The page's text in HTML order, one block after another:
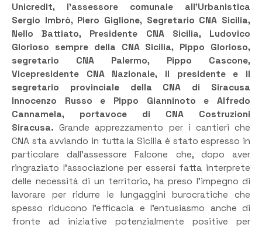
Unicredit, l’assessore comunale all’Urbanistica
Sergio Imbrò, Piero Giglione, Segretario CNA Sicilia,
Nello Battiato, Presidente CNA Sicilia, Ludovico
Glorioso sempre della CNA Sicilia, Pippo Glorioso,
segretario CNA Palermo, Pippo Cascone,
Vicepresidente CNA Nazionale, il presidente e il
segretario provinciale della CNA di Siracusa
Innocenzo Russo e Pippo Gianninoto e Alfredo
Cannamela, portavoce di CNA Costruzioni
Siracusa. Grande apprezzamento per i cantieri che
CNA sta avviando in tutta la Sicilia è stato espresso in
particolare dall’assessore Falcone che, dopo aver
ringraziato l’associazione per essersi fatta interprete
delle necessità di un territorio, ha preso l’impegno di
lavorare per ridurre le lungaggini burocratiche che
spesso riducono l’efficacia e l’entusiasmo anche di
fronte ad iniziative potenzialmente positive per